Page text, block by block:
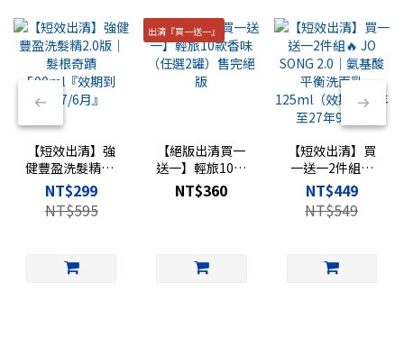
【短效出清】強
健豐盈洗髮精2.0
版｜髮根奇蹟
500ml『效期到
2027/6月』
NT$299
NT$595
出清『買一送一』
【絕版出清買一
送一】輕旅10款
香味（任選2罐）
售完絕版
NT$360
【短效出清】買
一送一2件組🔥
JO SONG 2.0｜氨
基酸平衡洗面乳
125ml（效期剩
NT$449
NT$549